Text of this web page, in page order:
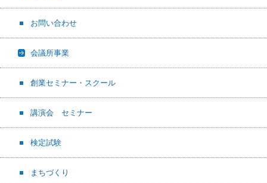
お問い合わせ
会議所事業
創業セミナー・スクール
講演会 セミナー
検定試験
まちづくり